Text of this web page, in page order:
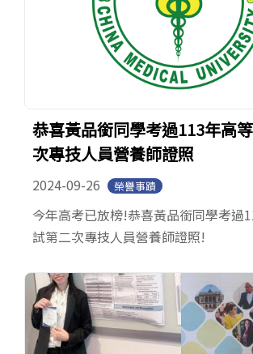
恭喜黃品銜同學考過113年高
次專技人員營養師證照
2024-09-26 榮譽事蹟
今年高考已放榜!恭喜黃品銜同學考過
試第二次專技人員營養師證照!